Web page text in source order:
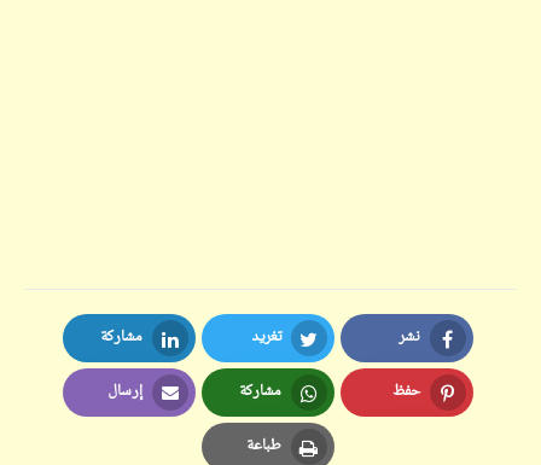
نشر
Facebook
تغريد
Twitter
مشاركة
LinkedIn
حفظ
Pinterest
مشاركة
Whatsapp
إرسال
Email
طباعة